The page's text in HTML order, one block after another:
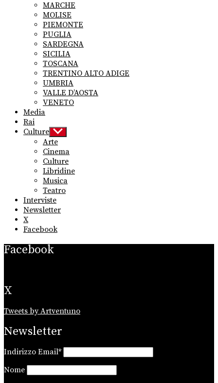
MARCHE
MOLISE
PIEMONTE
PUGLIA
SARDEGNA
SICILIA
TOSCANA
TRENTINO ALTO ADIGE
UMBRIA
VALLE D’AOSTA
VENETO
Media
Rai
Culture Show
sub
menu
Arte
Cinema
Culture
Libridine
Musica
Teatro
Interviste
Newsletter
X
Facebook
Facebook
X
Tweets by Artventuno
Newsletter
Indirizzo Email*
Nome